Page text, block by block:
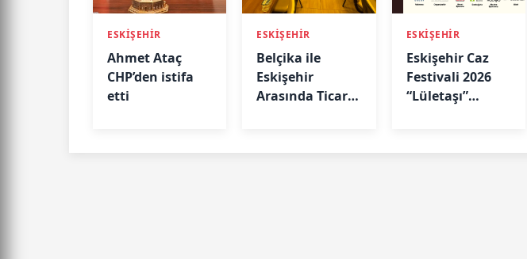
ESKİŞEHİR
Ahmet Ataç
CHP’den istifa
etti
ESKİŞEHİR
Belçika ile
Eskişehir
Arasında Ticari
ESKİŞEHİR
Eskişehir Caz
Festivali 2026
“Lületaşı”